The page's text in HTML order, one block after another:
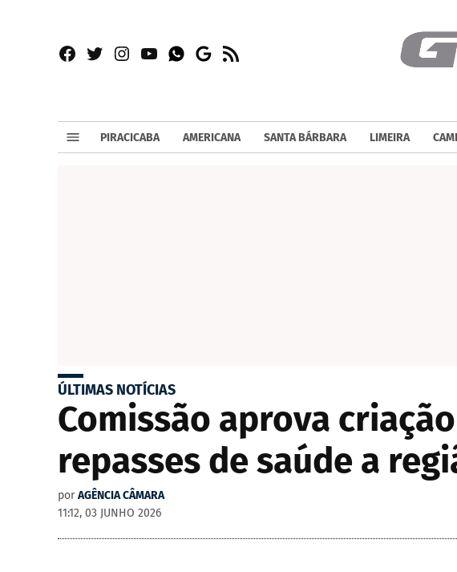
Facebook
TwitterInstagram
YouTubeWhatsapp
Google
RSS
PIRACICABA AMERICANA SANTA BÁRBARA LIMEIRA
ÚLTIMAS NOTÍCIAS
Comissão aprova
repasses de saúde a
por AGÊNCIA CÂMARA
11:12, 03 JUNHO 2026